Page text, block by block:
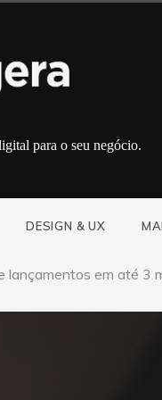
para o seu negócio.
DESIGN & UX
lançamentos em até 3